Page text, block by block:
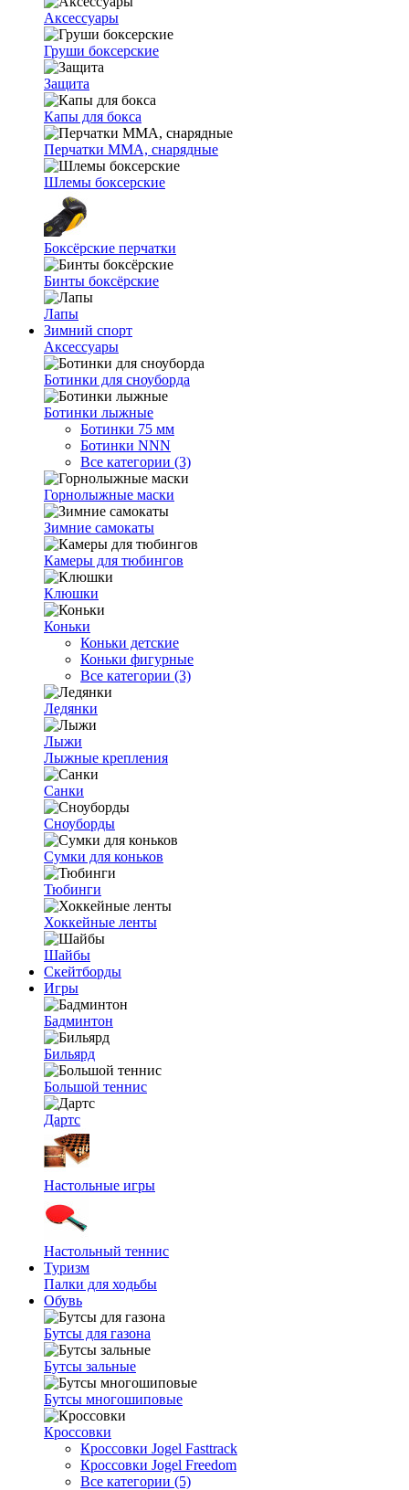
Аксессуары
Груши боксерские
Защита
Капы для бокса
Перчатки ММА, снарядные
Шлемы боксерские
Боксёрские перчатки
Бинты боксёрские
Лапы
Зимний спорт
Аксессуары
Ботинки для сноуборда
Ботинки лыжные
Ботинки 75 мм
Ботинки NNN
Все категории (3)
Горнолыжные маски
Зимние самокаты
Камеры для тюбингов
Клюшки
Коньки
Коньки детские
Коньки фигурные
Все категории (3)
Ледянки
Лыжи
Лыжные крепления
Санки
Сноуборды
Сумки для коньков
Тюбинги
Хоккейные ленты
Шайбы
Скейтборды
Игры
Бадминтон
Бильярд
Большой теннис
Дартс
Настольные игры
Настольный теннис
Туризм
Палки для ходьбы
Обувь
Бутсы для газона
Бутсы зальные
Бутсы многошиповые
Кроссовки
Кроссовки Jogel Fasttrack
Кроссовки Jogel Freedom
Все категории (5)